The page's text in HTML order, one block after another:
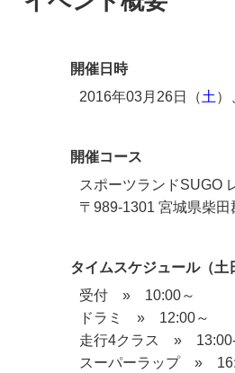
開催日時
2016年03月26日（土 ）
開催コース
スポーツランドSUGO
〒989-1301 宮城県柴
タイムスケジュール（土
受付 » 10:00～
ドラミ » 12:00～
走行4クラス »
スーパーラップ »